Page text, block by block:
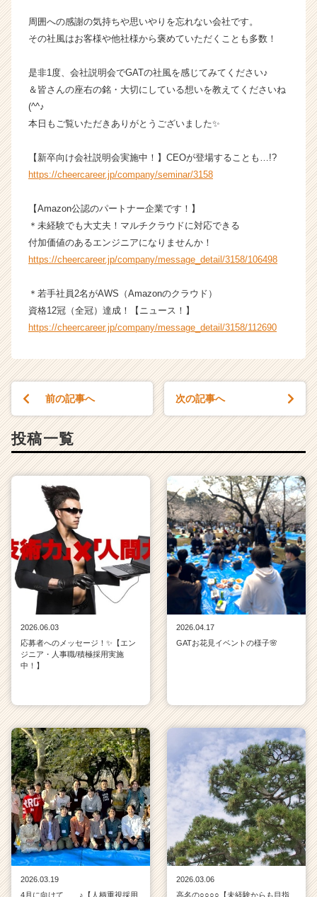
ャ
リ
（C
h
r
a
r
e
r）
周囲への感謝の気持ちや思いやりを忘れない会社です。
その社風はお客様や他社様から褒めていただくことも多数！
是非1度、会社説明会でGATの社風を感じてみてください♪
＆皆さんの座右の銘・大切にしている想いを教えてくださいね
(^^♪
本日もご覧いただきありがとうございました✨
【新卒向け会社説明会実施中！】CEOが登場することも…!?
https://cheercareer.jp/company/seminar/3158
【Amazon公認のパートナー企業です！】
＊未経験でも大丈夫！マルチクラウドに対応できる
付加価値のあるエンジニアになりませんか！
https://cheercareer.jp/company/message_detail/3158/106498
＊若手社員2名がAWS（Amazonのクラウド）
資格12冠（全冠）達成！【ニュース！】
https://cheercareer.jp/company/message_detail/3158/112690
前の記事へ 次の記事へ
投稿一覧
2026.06.03
応募者へのメッセージ！✨【エン
ジニア・人事職/積極採用実施
中！】
2026.04.17
GATお花見イベントの様子🌸
2026.03.19
4月に向けて……♪【人柄重視採用
2026.03.06
高名の○○○○【未経験からも目指